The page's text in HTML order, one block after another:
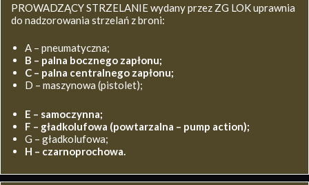
PROWADZĄCY STRZELANIE wydany przez ZG LOK uprawnia
do nadzorowania strzelań z broni:
A – pneumatyczna;
B – palna bocznego zapłonu;
C – palna centralnego zapłonu;
D – maszynowa (pistolet);
E – samoczynna;
F – gładkolufowa (powtarzalna – pump action);
G – gładkolufowa;
H – czarnoprochowa.